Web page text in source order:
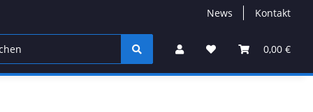
News Kontakt
0,00 €